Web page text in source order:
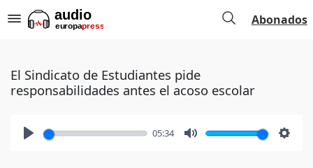
Abonados
El Sindicato de Estudiantes pide
responsabilidades antes el acoso escolar
05:34